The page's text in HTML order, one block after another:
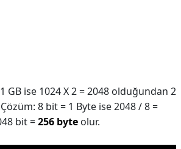
GB ise 1024 X 2 = 2048 olduğundan 2
8 bit = 1 Byte ise 2048 / 8 =
bit =256 byte olur.